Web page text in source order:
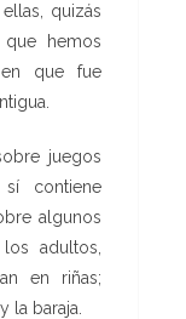
quizás
hemos
en que fue
juegos
contiene
algunos
adultos,
en riñas;
la baraja.